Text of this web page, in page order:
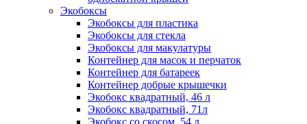
Экобоксы
Экобоксы для пластика
Экобоксы для стекла
Экобоксы для макулатуры
Контейнер для масок и перчаток
Контейнер для батареек
Контейнер добрые крышечки
Экобокс квадратный, 46 л
Экобокс квадратный, 71л
Экобокс со скосом, 54 л